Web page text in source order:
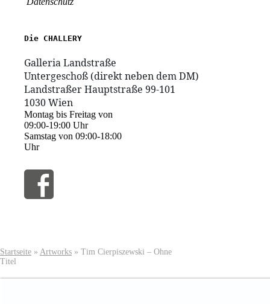
1030 Wien
Montag bis Freitag von
09:00-19:00 Uhr
Samstag von 09:00-18:00
Uhr
Startseite » Artworks » Tim Cierpiszewski – Ohne
Titel